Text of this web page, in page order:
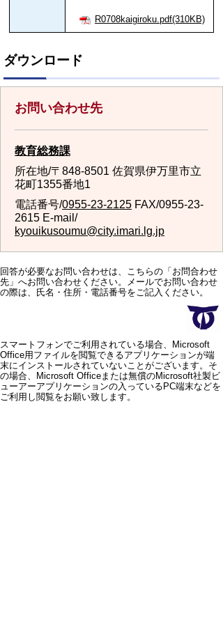
R0708kaigiroku.pdf(310KB)
ダウンロード
お問い合わせ先
教育総務課
所在地/〒848-8501 佐賀県伊万里市立
花町1355番地1
電話番号/0955-23-2125 FAX/0955-23-
2615 E-mail/
kyouikusoumu@city.imari.lg.jp
回答が必要なお問い合わせは、こちらの「お問合わせ
先」へお問い合わせください。メールでお問い合わせ
の際は、氏名・住所・電話番号をご記入ください。
スマートフォンでご利用されている場合、Microsoft
Office用ファイルを閲覧できるアプリケーションが端
末にインストールされていないことがございます。そ
の場合、Microsoft Officeまたは無償のMicrosoft社製ビ
ューアーアプリケーションの入っているPC端末などを
ご利用し閲覧をお願い致します。